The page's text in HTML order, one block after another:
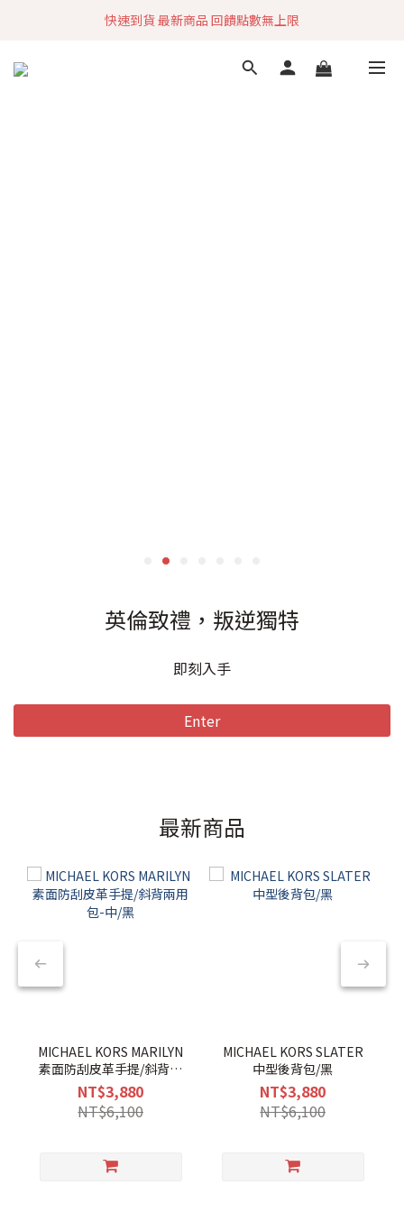
加入社群 獲取最新商品資訊
快速到貨 最新商品 回饋點數無上限
加入社群 獲取最新商品資訊
獨家商品
法國高貴優雅的包款品牌 La Bagagerie
來去逛逛
最新商品
MICHAEL KORS MARILYN
素面防刮皮革手提/斜背兩
用包-中/黑
NT$3,880
NT$6,100
MICHAEL KORS SLATER
中型後背包/黑
NT$3,880
NT$6,100